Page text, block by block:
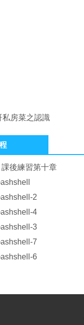
私房菜之認識
後練習第十章
2
4
3
7
6